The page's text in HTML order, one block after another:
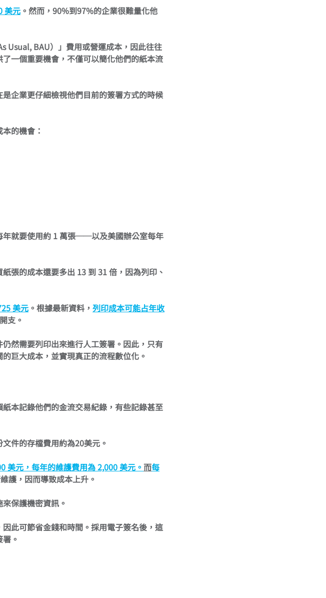
美元 。然而，90%到97%的企業很難量化他
Usual, BAU）」費用或營運成本，因此往往
一個重要機會，不僅可以簡化他們的紙本流
企業更仔細檢視他們目前的簽署方式的時候
的機會：
就要使用約 1 萬張──以及美國辦公室每年
張的成本還要多出 13 到 31 倍，因為列印、
美元 。根據最新資料， 列印成本可能占年收
支。
然需要列印出來進行人工簽署。因此，只有
巨大成本，並實現真正的流程數位化。
本記錄他們的金流交易紀錄，有些記錄甚至
件的存檔費用約為20美元。
美元，每年的維護費用為 2,000 美元。 而每
護，因而導致成本上升。
保護機密資訊。
此可節省金錢和時間。採用電子簽名後，這
。